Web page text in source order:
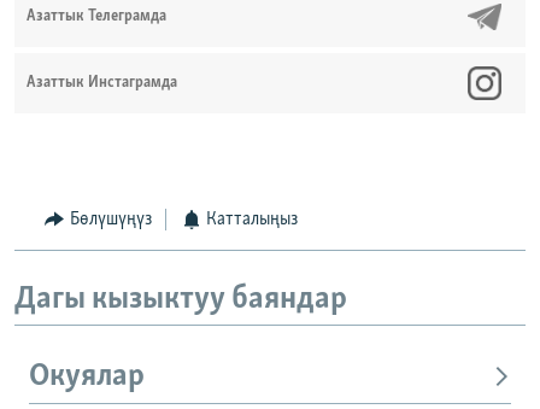
Азаттык Телеграмда
Азаттык Инстаграмда
Бөлүшүңүз Катталыңыз
Дагы кызыктуу баяндар
Окуялар